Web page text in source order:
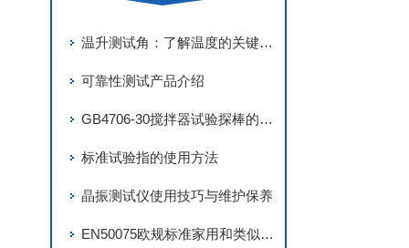
温升测试角：了解温度的关键角色
可靠性测试产品介绍
GB4706-30搅拌器试验探棒的要求与使用方法
标准试验指的使用方法
晶振测试仪使用技巧与维护保养
EN50075欧规标准家用和类似用途产品介绍